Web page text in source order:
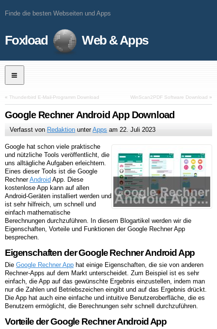
Finde die besten Webseiten und Apps
Foxload Web & Apps
« Thunderbird E-Mail-Programm Download WinScan2PDF Software Download »
Google Rechner Android App Download
Verfasst von Redaktion unterApps am22. Juli 2023
Google hat schon viele praktische
und nützliche Tools veröffentlicht, die
uns alltägliche Aufgaben erleichtern.
Eines dieser Tools ist die Google
RechnerAndroid App. Diese
kostenlose App kann auf allen
Android-Geräten installiert werden und
ist sehr hilfreich, um schnell und
einfach mathematische
Berechnungen durchzuführen. In diesem Blogartikel werden wir die
Eigenschaften, Vorteile und Funktionen der Google Rechner App
besprechen.
Eigenschaften der Google Rechner Android App
Die Google Rechner App hat einige Eigenschaften, die sie von anderen
Rechner-Apps auf dem Markt unterscheidet. Zum Beispiel ist es sehr
einfach, die App auf das gewünschte Ergebnis einzustellen, indem man
nur die Zahlen und Betriebszeichen eingibt und auf das Ergebnis drückt.
Die App hat auch eine einfache und intuitive Benutzeroberfläche, die es
Benutzern ermöglicht, die Berechnungen sehr schnell durchzuführen.
Vorteile der Google Rechner Android App